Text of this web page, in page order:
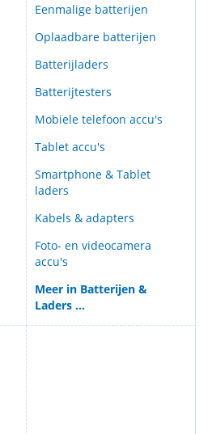
Eenmalige batterijen
Oplaadbare batterijen
Batterijladers
Batterijtesters
Mobiele telefoon accu's
Tablet accu's
Smartphone & Tablet
laders
Kabels & adapters
Foto- en videocamera
accu's
Meer in Batterijen &
Laders ...